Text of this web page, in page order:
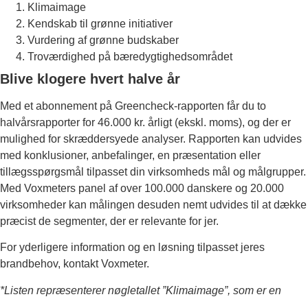
Klimaimage
Kendskab til grønne initiativer
Vurdering af grønne budskaber
Troværdighed på bæredygtighedsområdet
Blive klogere hvert halve år
Med et abonnement på Greencheck-rapporten får du to
halvårsrapporter for 46.000 kr. årligt (ekskl. moms), og der er
mulighed for skræddersyede analyser. Rapporten kan udvides
med konklusioner, anbefalinger, en præsentation eller
tillægsspørgsmål tilpasset din virksomheds mål og målgrupper.
Med Voxmeters panel af over 100.000 danskere og 20.000
virksomheder kan målingen desuden nemt udvides til at dække
præcist de segmenter, der er relevante for jer.
For yderligere information og en løsning tilpasset jeres
brandbehov, kontakt Voxmeter.
*Listen repræsenterer nøgletallet ”Klimaimage”, som er en